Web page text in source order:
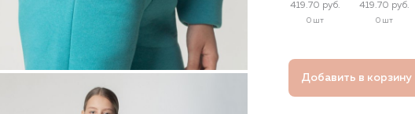
419.70 руб.
0 шт
419.70 руб.
0 шт
Добавить в корзину